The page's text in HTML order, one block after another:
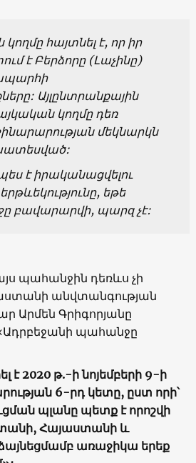
հայտնել է, որ իր
է Բերձորը (Լաչինը)
Այլընտրանքային
կողմը դեռ
մեկնարկն
է իրականացվելու
եթե
բավարարվի, պարզ չէ:
պահանջին դեռևս չի
անվտանգության
Արմեն Գրիգորյանը
պահանջը
է 2020 թ.-ի նոյեմբերի 9-ի
6-րդ կետը, ըստ որի՝
պլանը պետք է որոշվի
Հայաստանի և
առաջիկա երեք